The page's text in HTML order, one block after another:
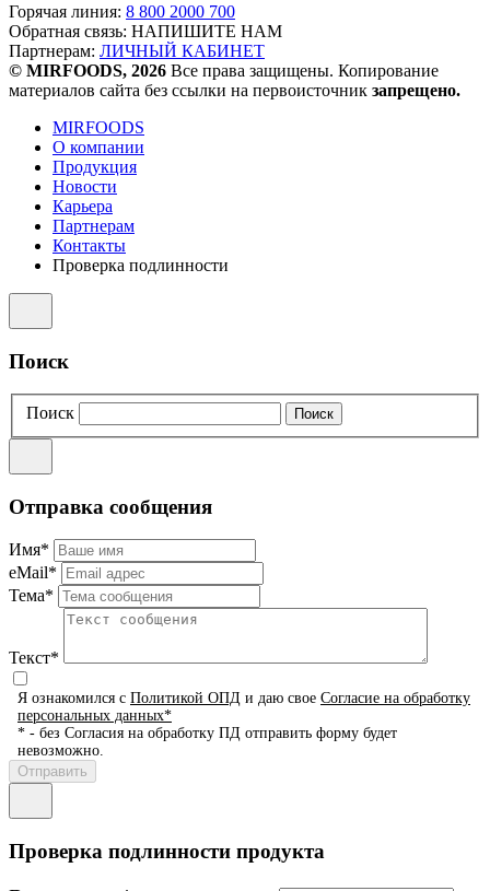
Горячая линия: 8 800 2000 700
Обратная связь: НАПИШИТЕ НАМ
Партнерам: ЛИЧНЫЙ КАБИНЕТ
© MIRFOODS, 2026 Все права защищены. Копирование
материалов сайта без ссылки на первоисточник запрещено.
MIRFOODS
О компании
Продукция
Новости
Карьера
Партнерам
Контакты
Проверка подлинности
Поиск
Поиск
Отправка сообщения
Имя*
eMail*
Тема*
Текст*
Я ознакомился с Политикой ОПД и даю свое Согласие на обработку
персональных данных*
* - без Согласия на обработку ПД отправить форму будет
невозможно.
Проверка подлинности продукта